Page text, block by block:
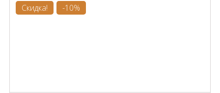
Скидка! -10%